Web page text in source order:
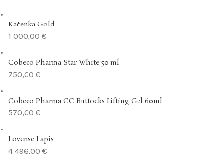
Kačenka Gold
1 000,00 €
Cobeco Pharma Star White 50 ml
750,00 €
Cobeco Pharma CC Buttocks Lifting Gel 60ml
570,00 €
Lovense Lapis
4 496,00 €